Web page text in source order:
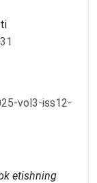
vol3-iss12-
etishning